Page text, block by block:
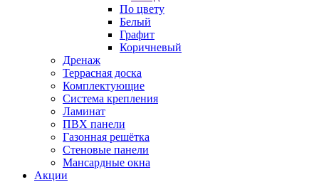
По цвету
Белый
Графит
Коричневый
Дренаж
Террасная доска
Комплектующие
Система крепления
Ламинат
ПВХ панели
Газонная решётка
Стеновые панели
Мансардные окна
Акции